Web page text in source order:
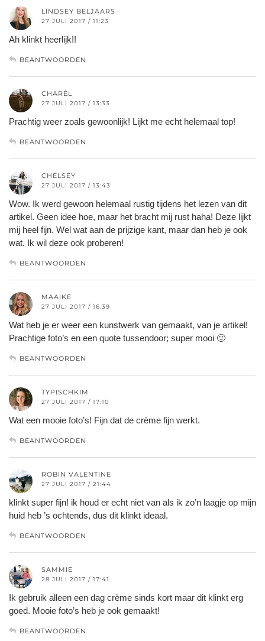
LINDSEY BELJAARS
27 JULI 2017 / 11:23
Ah klinkt heerlijk!!
BEANTWOORDEN
CHARÈL
27 JULI 2017 / 13:33
Prachtig weer zoals gewoonlijk! Lijkt me echt helemaal top!
BEANTWOORDEN
CHELSEY
27 JULI 2017 / 13:43
Wow. Ik werd gewoon helemaal rustig tijdens het lezen van dit
artikel. Geen idee hoe, maar het bracht mij rust haha! Deze lijkt
mij heel fijn. Wel wat aan de prijzige kant, maar dan heb je ook
wat. Ik wil deze ook proberen!
BEANTWOORDEN
MAAIKE
27 JULI 2017 / 16:39
Wat heb je er weer een kunstwerk van gemaakt, van je artikel!
Prachtige foto’s en een quote tussendoor; super mooi 🙂
BEANTWOORDEN
TYPISCHKIM
27 JULI 2017 / 17:10
Wat een mooie foto’s! Fijn dat de crème fijn werkt.
BEANTWOORDEN
ROBIN VALENTINE
27 JULI 2017 / 21:44
klinkt super fijn! ik houd er echt niet van als ik zo’n laagje op mijn
huid heb ’s ochtends, dus dit klinkt ideaal.
BEANTWOORDEN
SAMMIE
28 JULI 2017 / 17:41
Ik gebruik alleen een dag crème sinds kort maar dit klinkt erg
goed. Mooie foto’s heb je ook gemaakt!
BEANTWOORDEN